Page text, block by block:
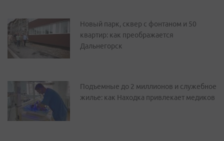
Новый парк, сквер с фонтаном и 50
квартир: как преображается
Дальнегорск
Подъемные до 2 миллионов и служебное
жилье: как Находка привлекает медиков